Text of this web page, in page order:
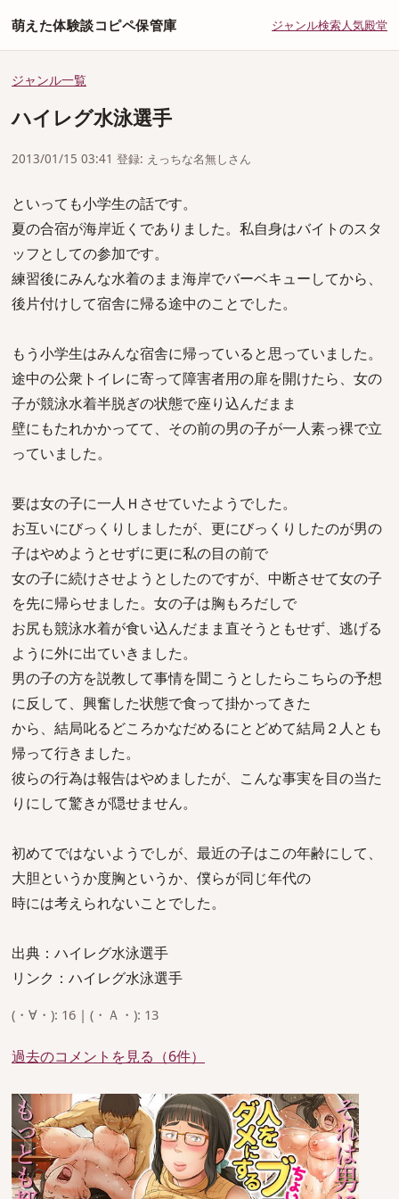
萌えた体験談コピペ保管庫 ジャンル検索人気殿堂
ジャンル一覧
ハイレグ水泳選手
2013/01/15 03:41 登録: えっちな名無しさん
といっても小学生の話です。
夏の合宿が海岸近くでありました。私自身はバイトのスタ
ッフとしての参加です。
練習後にみんな水着のまま海岸でバーベキューしてから、
後片付けして宿舎に帰る途中のことでした。
もう小学生はみんな宿舎に帰っていると思っていました。
途中の公衆トイレに寄って障害者用の扉を開けたら、女の
子が競泳水着半脱ぎの状態で座り込んだまま
壁にもたれかかってて、その前の男の子が一人素っ裸で立
っていました。
要は女の子に一人Ｈさせていたようでした。
お互いにびっくりしましたが、更にびっくりしたのが男の
子はやめようとせずに更に私の目の前で
女の子に続けさせようとしたのですが、中断させて女の子
を先に帰らせました。女の子は胸もろだしで
お尻も競泳水着が食い込んだまま直そうともせず、逃げる
ように外に出ていきました。
男の子の方を説教して事情を聞こうとしたらこちらの予想
に反して、興奮した状態で食って掛かってきた
から、結局叱るどころかなだめるにとどめて結局２人とも
帰って行きました。
彼らの行為は報告はやめましたが、こんな事実を目の当た
りにして驚きが隠せません。
初めてではないようでしが、最近の子はこの年齢にして、
大胆というか度胸というか、僕らが同じ年代の
時には考えられないことでした。
出典：ハイレグ水泳選手
リンク：ハイレグ水泳選手
(・∀・): 16 | (・Ａ・): 13
過去のコメントを見る（6件）